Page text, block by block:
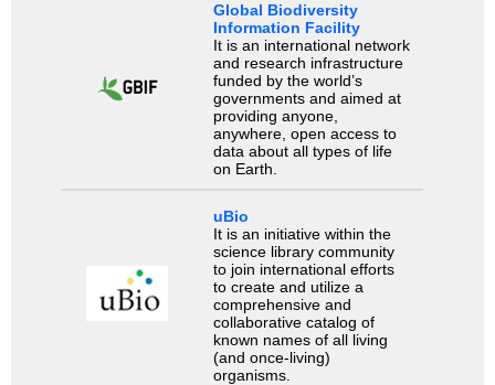
Global Biodiversity
Information Facility
It is an international network
and research infrastructure
funded by the world’s
governments and aimed at
providing anyone,
anywhere, open access to
data about all types of life
on Earth.
uBio
It is an initiative within the
science library community
to join international efforts
to create and utilize a
comprehensive and
collaborative catalog of
known names of all living
(and once-living)
organisms.